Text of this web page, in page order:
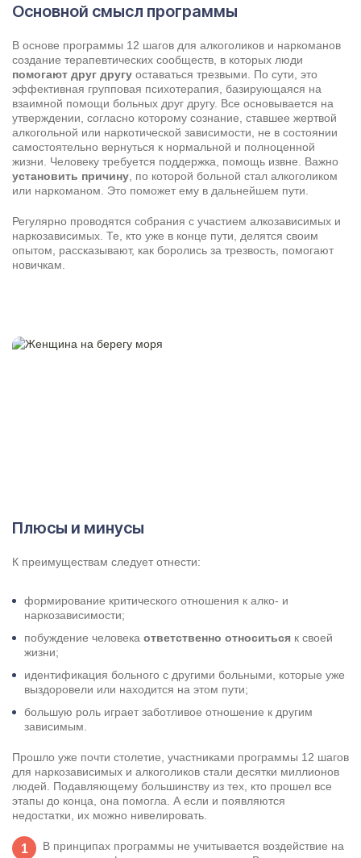
Основной смысл программы
В основе программы 12 шагов для алкоголиков и наркоманов
создание терапевтических сообществ, в которых люди
помогают друг другу оставаться трезвыми. По сути, это
эффективная групповая психотерапия, базирующаяся на
взаимной помощи больных друг другу. Все основывается на
утверждении, согласно которому сознание, ставшее жертвой
алкогольной или наркотической зависимости, не в состоянии
самостоятельно вернуться к нормальной и полноценной
жизни. Человеку требуется поддержка, помощь извне. Важно
установить причину , по которой больной стал алкоголиком
или наркоманом. Это поможет ему в дальнейшем пути.
Регулярно проводятся собрания с участием алкозависимых и
наркозависимых. Те, кто уже в конце пути, делятся своим
опытом, рассказывают, как боролись за трезвость, помогают
новичкам.
Плюсы и минусы
К преимуществам следует отнести:
формирование критического отношения к алко- и
наркозависимости;
побуждение человека ответственно относиться к своей
жизни;
идентификация больного с другими больными, которые уже
выздоровели или находится на этом пути;
большую роль играет заботливое отношение к другим
зависимым.
Прошло уже почти столетие, участниками программы 12 шагов
для наркозависимых и алкоголиков стали десятки миллионов
людей. Подавляющему большинству из тех, кто прошел все
этапы до конца, она помогла. А если и появляются
недостатки, их можно нивелировать.
В принципах программы не учитывается воздействие на
Нажимая кнопку я соглашаюсь сполитикой конфиденциальности
и пользовательским соглашением
Вызвать специалиста
Результаты поиска (0)
Нажимая кнопку я соглашаюсь с политикой конфиденциальности
и
пользовательским соглашением
Отправить